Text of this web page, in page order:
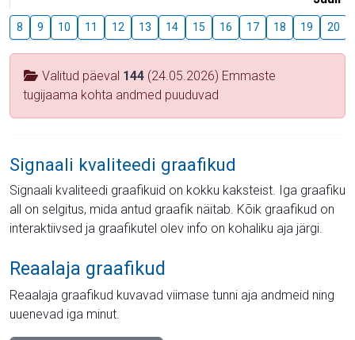
8 9 10 11 12 13 14 15 16 17 18 19 20
Valitud päeval 144 (24.05.2026) Emmaste
tugijaama kohta andmed puuduvad
Signaali kvaliteedi graafikud
Signaali kvaliteedi graafikuid on kokku kaksteist. Iga graafiku
all on selgitus, mida antud graafik näitab. Kõik graafikud on
interaktiivsed ja graafikutel olev info on kohaliku aja järgi.
Reaalaja graafikud
Reaalaja graafikud kuvavad viimase tunni aja andmeid ning
uuenevad iga minut.